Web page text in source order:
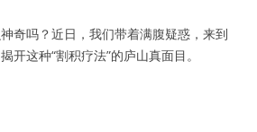
奇吗？近日，我们带着满腹疑惑，来到
开这种“割积疗法”的庐山真面目。